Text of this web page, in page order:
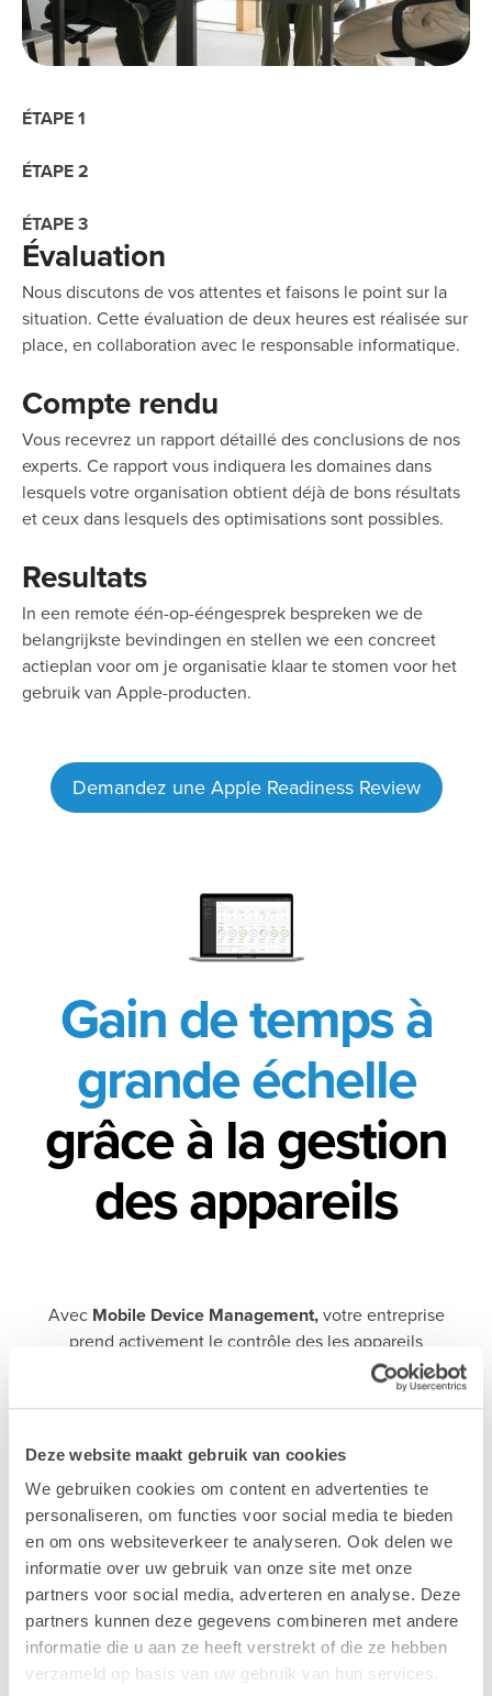
Deze website maakt gebruik van cookies
We gebruiken cookies om content en advertenties te
personaliseren, om functies voor social media te bieden
en om ons websiteverkeer te analyseren. Ook delen we
informatie over uw gebruik van onze site met onze
partners voor social media, adverteren en analyse. Deze
partners kunnen deze gegevens combineren met andere
informatie die u aan ze heeft verstrekt of die ze hebben
verzameld op basis van uw gebruik van hun services.
ÉTAPE 1
ÉTAPE 2
ÉTAPE 3
Évaluation
Nous discutons de vos attentes et faisons le point sur la
situation. Cette évaluation de deux heures est réalisée sur
place, en collaboration avec le responsable informatique.
Compte rendu
Vous recevrez un rapport détaillé des conclusions de nos
experts. Ce rapport vous indiquera les domaines dans
lesquels votre organisation obtient déjà de bons résultats
et ceux dans lesquels des optimisations sont possibles.
Resultats
In een remote één-op-ééngesprek bespreken we de
belangrijkste bevindingen en stellen we een concreet
actieplan voor om je organisatie klaar te stomen voor het
gebruik van Apple-producten.
Demandez une Apple Readiness Review
Gain de temps à
grande échelle
grâce à la gestion
des appareils
Avec Mobile Device Management,votre entreprise
prend activement le contrôle des les appareils
Les nouveaux appareils sont immédiatement prêts à
que le service informatique gère de manière
applications sans intervention manuelle.
Laissez-vous guider